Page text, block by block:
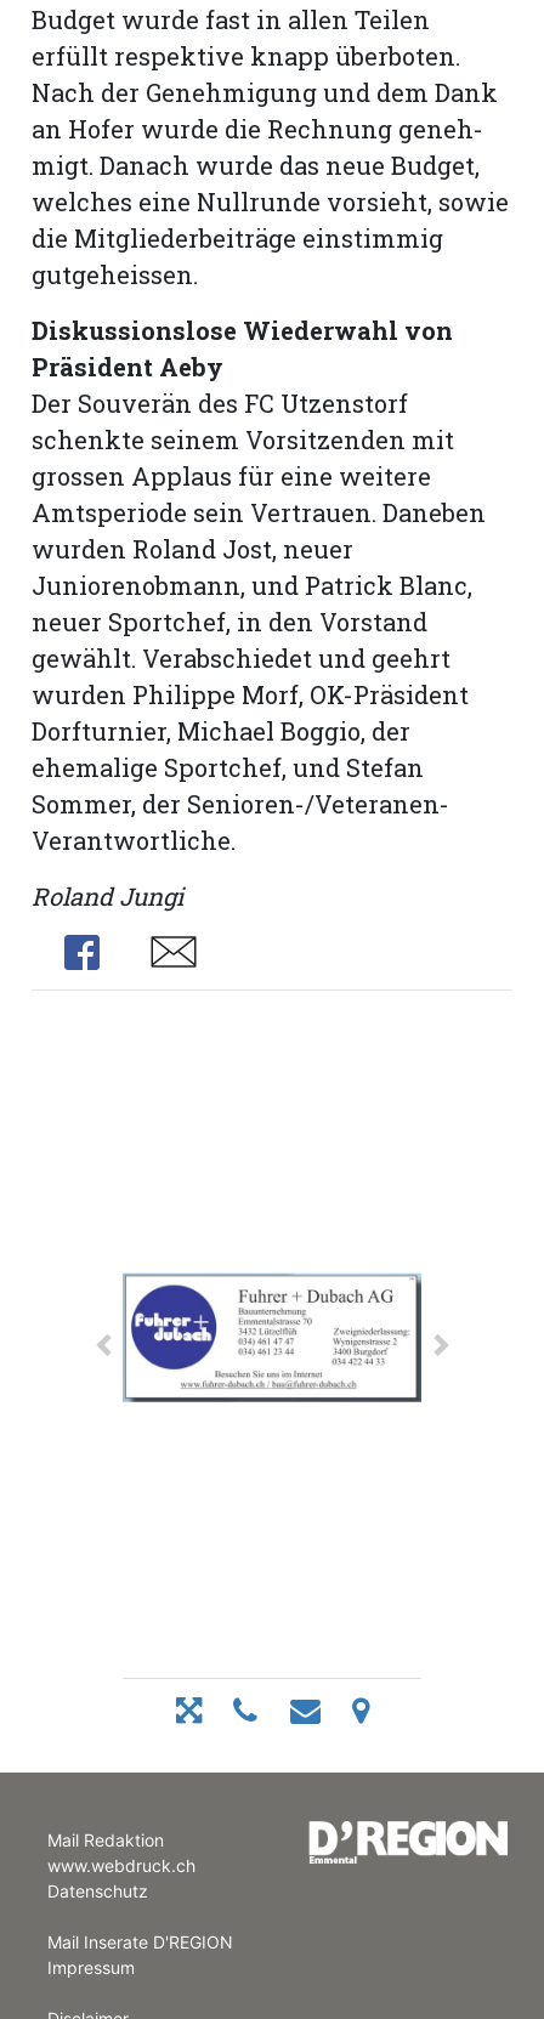
Budget wurde fast in allen Teilen
erfüllt respektive knapp überboten.
Nach der Genehmigung und dem Dank
an Hofer wurde die Rechnung geneh­
migt. Danach wurde das neue Budget,
welches eine Nullrunde vorsieht, sowie
die Mitgliederbeiträge einstimmig
gutgeheissen.
Diskussionslose Wiederwahl von
Präsident Aeby
Der Souverän des FC Utzenstorf
schenkte seinem Vorsitzenden mit
grossen Applaus für eine weitere
Amtsperiode sein Vertrauen. Daneben
wurden Roland Jost, neuer
Juniorenobmann, und Patrick Blanc,
neuer Sportchef, in den Vorstand
gewählt. Verabschiedet und geehrt
wurden Philippe Morf, OK-Präsident
Dorfturnier, Michael Boggio, der
ehemalige Sportchef, und Stefan
Sommer, der Senioren-/Veteranen-
Verantwortliche.
Roland Jungi
Share
Share
Mail Redaktion
www.webdruck.ch
Datenschutz
Mail Inserate D'REGION
Impressum